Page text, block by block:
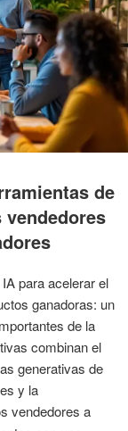
de
para acelerar el
ganadoras: un
de la
combinan el
generativas de
y la
vendedores a